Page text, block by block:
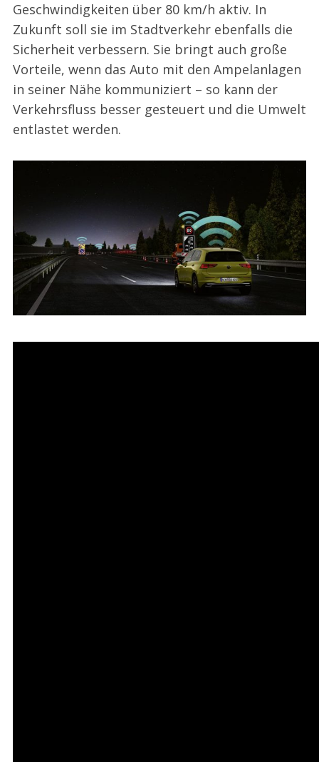
Geschwindigkeiten über 80 km/h aktiv. In
Zukunft soll sie im Stadtverkehr ebenfalls die
Sicherheit verbessern. Sie bringt auch große
Vorteile, wenn das Auto mit den Ampelanlagen
in seiner Nähe kommuniziert – so kann der
Verkehrsfluss besser gesteuert und die Umwelt
entlastet werden.